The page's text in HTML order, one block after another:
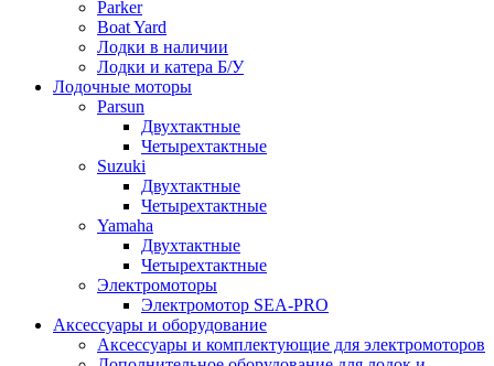
Parker
Boat Yard
Лодки в наличии
Лодки и катера Б/У
Лодочные моторы
Parsun
Двухтактные
Четырехтактные
Suzuki
Двухтактные
Четырехтактные
Yamaha
Двухтактные
Четырехтактные
Электромоторы
Электромотор SEA-PRO
Аксессуары и оборудование
Аксессуары и комплектующие для электромоторов